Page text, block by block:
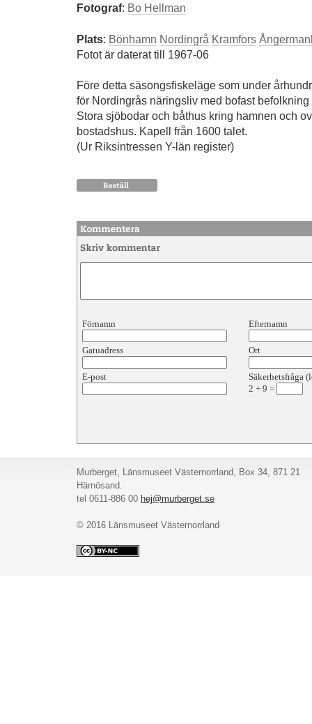
Fotograf: Bo Hellman
Plats: Bönhamn Nordingrå Kramfors
Fotot är daterat till 1967-06
Före detta säsongsfiskeläge som under
för Nordingrås näringsliv med bofast
Stora sjöbodar och båthus kring hamnen och
bostadshus. Kapell från 1600 talet.
(Ur Riksintressen Y-län register)
Förnamn Efternamn
Gatuadress Ort
E-post
Säkerhetsfråga
2 + 9 =
Murberget, Länsmuseet Västernorrland, Box 34, 871 21
Härnösand.
tel 0611-886 00 hej@murberget.se
© 2016 Länsmuseet Västernorrland